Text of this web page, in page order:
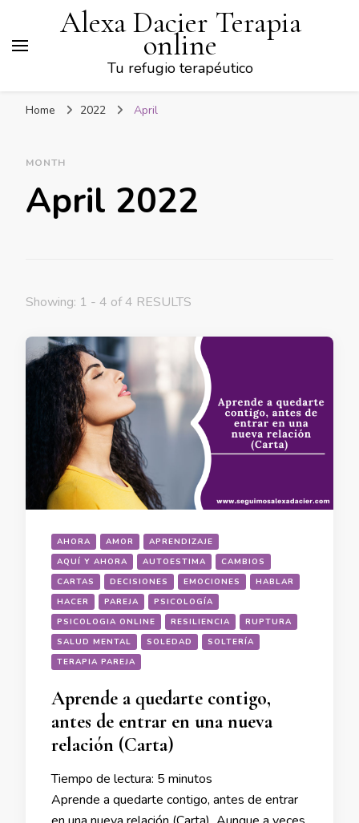
Alexa Dacier Terapia
online
Tu refugio terapéutico
Home 2022 April
MONTH
April 2022
Showing: 1 - 4 of 4 RESULTS
AHORA AMOR
APRENDIZAJE
AQUÍ Y AHORA
AUTOESTIMA
CAMBIOS
CARTAS
DECISIONES EMOCIONES
HABLAR
HACER
PAREJA
PSICOLOGÍA
PSICOLOGIA ONLINE
RESILIENCIA
RUPTURA
SALUD MENTAL
SOLEDAD
SOLTERÍA
TERAPIA PAREJA
Aprende a quedarte contigo,
antes de entrar en una nueva
relación (Carta)
Tiempo de lectura: 5 minutos
Aprende a quedarte contigo, antes de entrar